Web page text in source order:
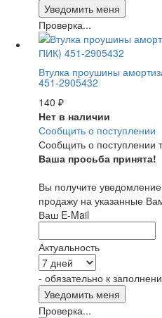
Проверка...
Втулка проушины
451-2905432
140 ₽
Нет в наличии
Сообщить о поступлении
Сообщить о поступлении
Ваша просьба принята!
Вы получите
продажу на указанные
Ваш E-Mail
Актуальность
- обязательно к
Проверка...